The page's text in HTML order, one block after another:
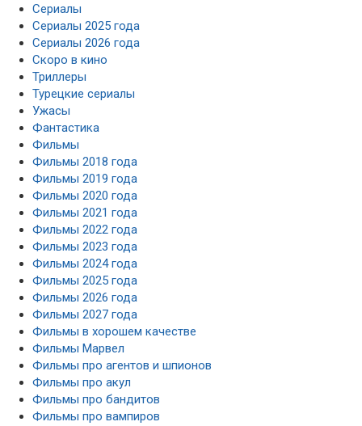
Сериалы
Сериалы 2025 года
Сериалы 2026 года
Скоро в кино
Триллеры
Турецкие сериалы
Ужасы
Фантастика
Фильмы
Фильмы 2018 года
Фильмы 2019 года
Фильмы 2020 года
Фильмы 2021 года
Фильмы 2022 года
Фильмы 2023 года
Фильмы 2024 года
Фильмы 2025 года
Фильмы 2026 года
Фильмы 2027 года
Фильмы в хорошем качестве
Фильмы Марвел
Фильмы про агентов и шпионов
Фильмы про акул
Фильмы про бандитов
Фильмы про вампиров